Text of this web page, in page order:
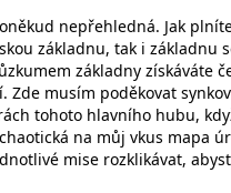
nepřehledná. Jak
základnu, tak i základnu
základny získáváte
musím poděkovat
tohoto hlavního hubu,
na můj vkus mapa
mise rozklikávat,